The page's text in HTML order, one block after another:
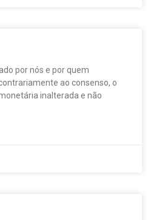
por nós e por quem
ao consenso, o
inalterada e não